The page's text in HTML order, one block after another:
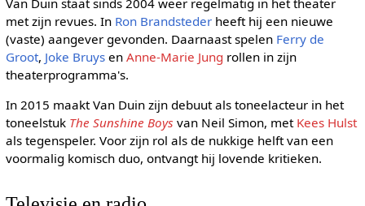
Van Duin staat sinds 2004 weer regelmatig in het theater
met zijn revues. In Ron Brandstederheeft hij een nieuwe
(vaste) aangever gevonden. Daarnaast spelen Ferry de
Groot, Joke Bruysen Anne-Marie Jung rollen in zijn
theaterprogramma's.
In 2015 maakt Van Duin zijn debuut als toneelacteur in het
toneelstuk The Sunshine Boys van Neil Simon, met Kees Hulst
als tegenspeler. Voor zijn rol als de nukkige helft van een
voormalig komisch duo, ontvangt hij lovende kritieken.